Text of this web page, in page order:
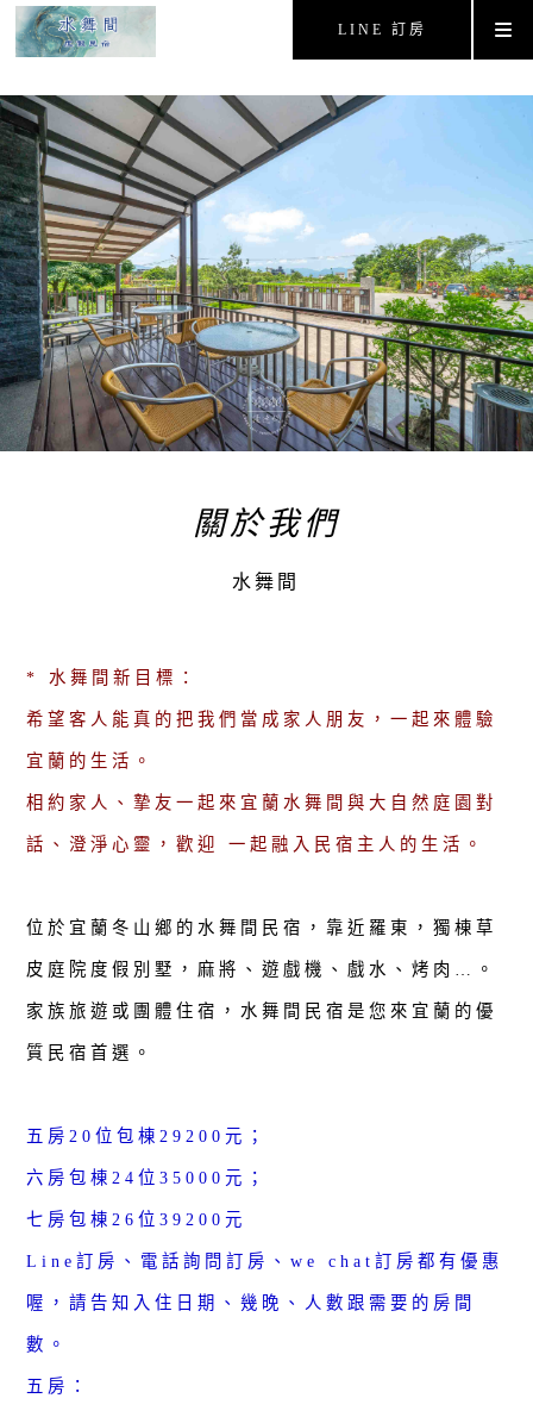
LINE 訂房
關於我們
水舞間
* 水舞間新目標：
希望客人能真的把我們當成家人朋友，一起來體驗
宜蘭的生活。
相約家人、摯友一起來宜蘭水舞間與大自然庭園對
話、澄淨心靈，歡迎 一起融入民宿主人的生活。
位於宜蘭冬山鄉的水舞間民宿，靠近羅東，獨棟草
皮庭院度假別墅，麻將、遊戲機、戲水、烤肉…。
家族旅遊或團體住宿，水舞間民宿是您來宜蘭的優
質民宿首選。
五房20位包棟29200元；
六房包棟24位35000元；
七房包棟26位39200元
Line訂房、電話詢問訂房、we chat訂房都有優惠
喔，請告知入住日期、幾晚、人數跟需要的房間
數。
五房：